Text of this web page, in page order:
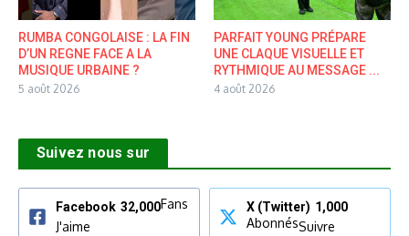
RUMBA CONGOLAISE : LA FIN
D’UN REGNE FACE A LA
MUSIQUE URBAINE ?
5 août 2026
PARFAIT YOUNG PRÉPARE
UNE CLAQUE VISUELLE ET
RYTHMIQUE AU MESSAGE ...
4 août 2026
Suivez nous sur
Facebook 32,000Fans
J'aime
X (Twitter) 1,000
AbonnésSuivre